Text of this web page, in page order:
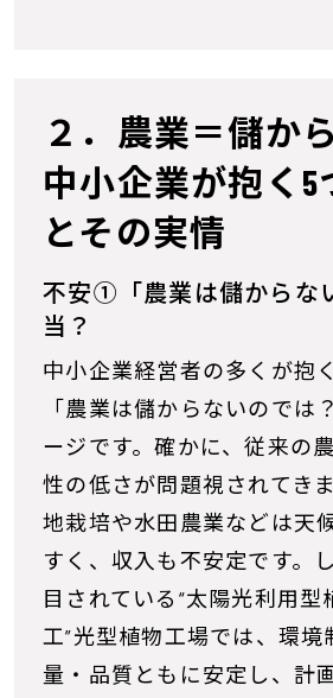
２．農業＝儲か
中小企業が抱く5
とその実情
不安①「農業は儲からな
当？
中小企業経営者の多くが抱
「農業は儲からないのでは
ージです。確かに、従来の
性の低さが問題視されてき
地栽培や水田農業などは天
すく、収入も不安定です。
目されている“太陽光利用型
工”光型植物工場では、環境
量・品質ともに安定し、計